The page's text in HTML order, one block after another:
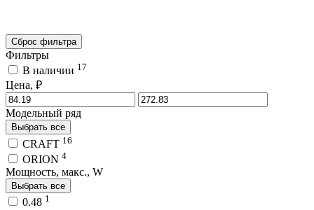
Сброс фильтра
Фильтры
В наличии 17
Цена, ₽
Модельный ряд
Выбрать все
CRAFT 16
ORION 4
Мощность, макс., W
Выбрать все
0.48 1